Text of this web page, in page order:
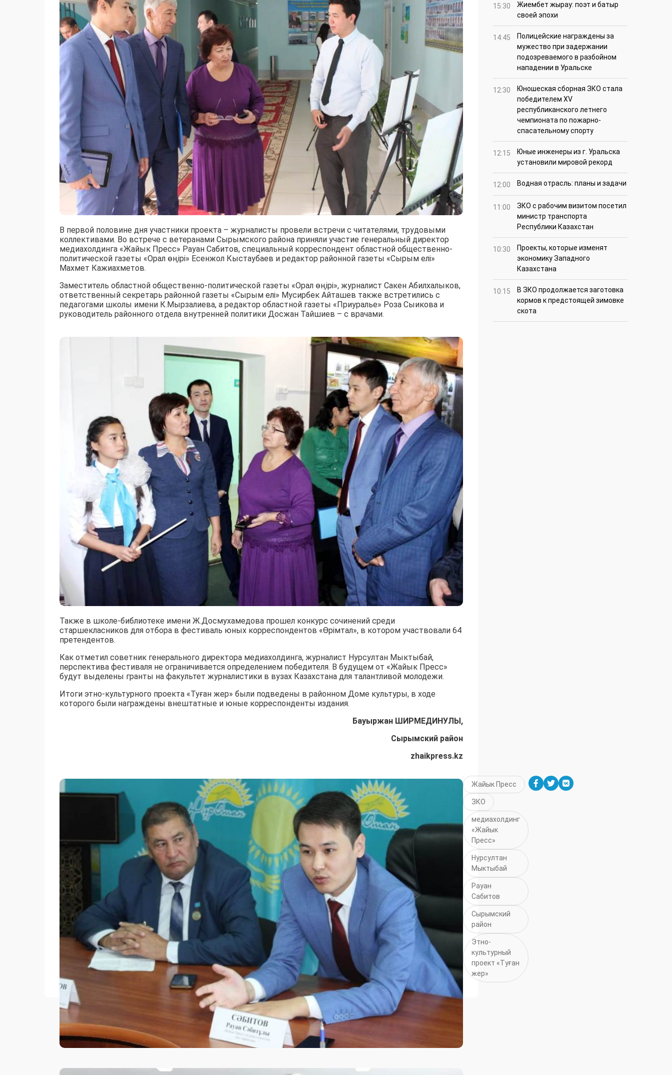
В первой половине дня участники проекта – журналисты провели встречи с читателями, трудовыми
коллективами. Во встрече с ветеранами Сырымского района приняли участие генеральный директор
медиахолдинга «Жайык Пресс» Рауан Сабитов, специальный корреспондент областной общественно-
политической газеты «Орал өңірі» Есенжол Кыстаубаев и редактор районной газеты «Сырым елі»
Махмет Кажиахметов.
Заместитель областной общественно-политической газеты «Орал өңірі», журналист Сакен Абилхалыков,
ответственный секретарь районной газеты «Сырым елі» Мусирбек Айташев также встретились с
педагогами школы имени К.Мырзалиева, а редактор областной газеты «Приуралье» Роза Сыикова и
руководитель районного отдела внутренней политики Досжан Тайшиев – с врачами.
Также в школе-библиотеке имени Ж.Досмухамедова прошел конкурс сочинений среди
старшекласников для отбора в фестиваль юных корреспондентов «Өрімтал», в котором участвовали 64
претендентов.
Как отметил советник генерального директора медиахолдинга, журналист Нурсултан Мыктыбай,
перспектива фестиваля не ограничивается определением победителя. В будущем от «Жайык Пресс»
будут выделены гранты на факультет журналистики в вузах Казахстана для талантливой молодежи.
Итоги этно-культурного проекта «Туған жер» были подведены в районном Доме культуры, в ходе
которого были награждены внештатные и юные корреспонденты издания.
Бауыржан ШИРМЕДИНУЛЫ,
Сырымский район
zhaikpress.kz
Жайык Пресс
ЗКО
медиахолдинг
«Жайык
Пресс»
Нурсултан
Мыктыбай
Рауан
Сабитов
Сырымский
район
Этно-
культурный
проект «Туған
жер»
15:30
Жиембет жырау: поэт и батыр
своей эпохи
14:45
Полицейские награждены за
мужество при задержании
подозреваемого в разбойном
нападении в Уральске
12:30
Юношеская сборная ЗКО стала
победителем XV
республиканского летнего
чемпионата по пожарно-
спасательному спорту
12:15
Юные инженеры из г. Уральска
установили мировой рекорд
12:00 Водная отрасль: планы и задачи
11:00
ЗКО с рабочим визитом посетил
министр транспорта
Республики Казахстан
10:30
Проекты, которые изменят
экономику Западного
Казахстана
10:15
В ЗКО продолжается заготовка
кормов к предстоящей зимовке
скота